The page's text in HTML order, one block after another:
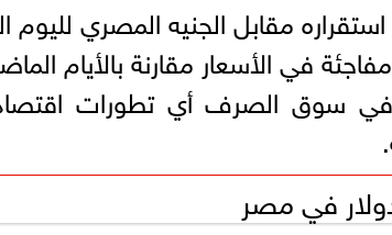
مقابل الجنيه المصري لليوم
في الأسعار مقارنة بالأيام
سوق الصرف أي تطورات
في مصر